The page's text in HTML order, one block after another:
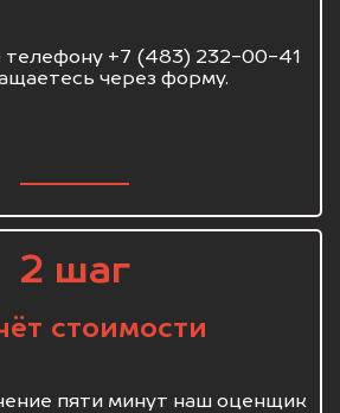
телефону +7 (483) 232-00-41
через форму.
2 шаг
стоимости
пяти минут наш оценщик